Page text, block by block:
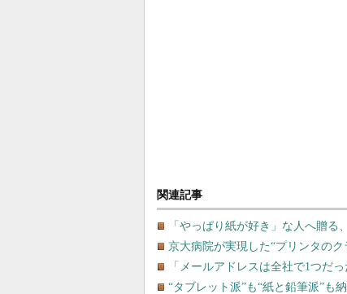
関連記事
「やっぱり紙が好き」な人へ贈
京大病院が実現した“プリンタのク
「メールアドレスは全社で1つだ
“タブレット派”も“紙と鉛筆派”も